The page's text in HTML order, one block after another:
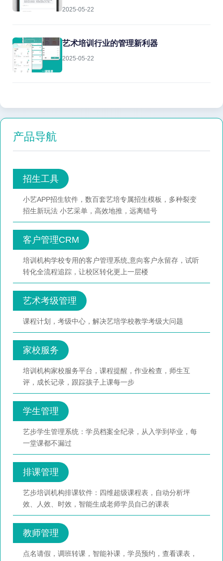
2025-05-22
艺术培训行业的管理新利器
2025-05-22
产品导航
招生工具
小艺APP招生软件，数百套艺培专属招生模板，多种裂变
招生新玩法 小艺采单，高效地推，远离错号
客户管理CRM
培训机构学校专用的客户管理系统,意向客户永留存，试听
转化全流程追踪，让校区转化更上一层楼
艺术考级管理
课程计划，考级中心，解决艺培学校教学考级大问题
家校服务
培训机构家校服务平台，课程提醒，作业检查，师生互
评，成长记录，跟踪孩子上课每一步
学生管理
艺步学生管理系统：学员档案全纪录，从入学到毕业，每
一堂课都不漏过
排课管理
艺步培训机构排课软件：四维超级课程表，自动分析坪
效、人效、时效，智能生成老师学员自己的课表
教师管理
点名请假，调班转课，智能补课，学员预约，查看课表，